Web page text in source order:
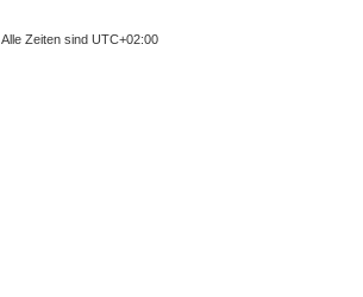
Alle Zeiten sind UTC+02:00